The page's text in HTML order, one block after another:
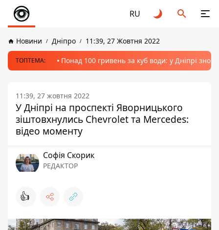
RU
Новини Дніпро 11:39, 27 Жовтня 2022
ТОПТЕМА: Понад 100 гривень за куб води: у Дніпрі
11:39, 27 жовтня 2022
У Дніпрі на проспекті Яворницького
зіштовхнулись Chevrolet та Mercedes:
відео моменту
Софія Скорик
РЕДАКТОР
👍